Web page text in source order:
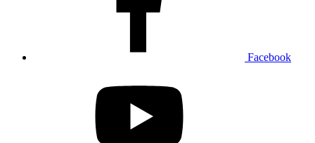
Facebook